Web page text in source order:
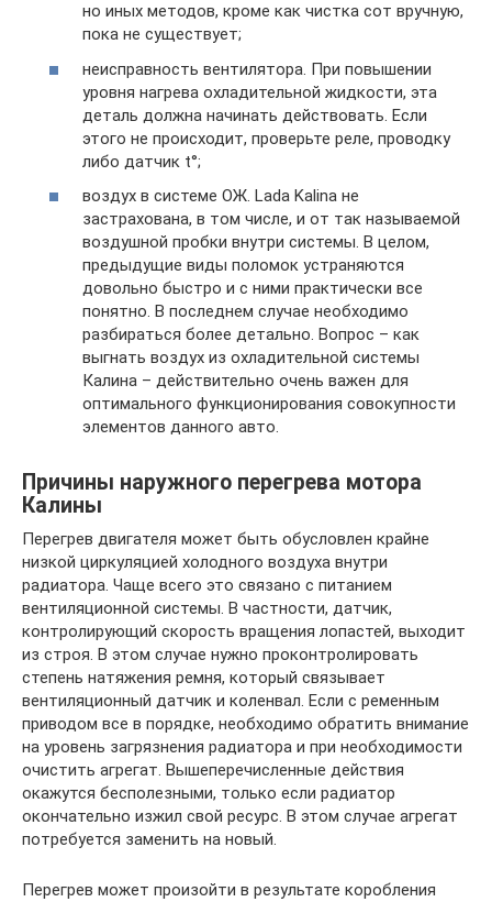
но иных методов, кроме как чистка сот вручную,
пока не существует;
неисправность вентилятора. При повышении
уровня нагрева охладительной жидкости, эта
деталь должна начинать действовать. Если
этого не происходит, проверьте реле, проводку
либо датчик t°;
воздух в системе ОЖ. Lada Kalina не
застрахована, в том числе, и от так называемой
воздушной пробки внутри системы. В целом,
предыдущие виды поломок устраняются
довольно быстро и с ними практически все
понятно. В последнем случае необходимо
разбираться более детально. Вопрос – как
выгнать воздух из охладительной системы
Калина – действительно очень важен для
оптимального функционирования совокупности
элементов данного авто.
Причины наружного перегрева мотора
Калины
Перегрев двигателя может быть обусловлен крайне
низкой циркуляцией холодного воздуха внутри
радиатора. Чаще всего это связано с питанием
вентиляционной системы. В частности, датчик,
контролирующий скорость вращения лопастей, выходит
из строя. В этом случае нужно проконтролировать
степень натяжения ремня, который связывает
вентиляционный датчик и коленвал. Если с ременным
приводом все в порядке, необходимо обратить внимание
на уровень загрязнения радиатора и при необходимости
очистить агрегат. Вышеперечисленные действия
окажутся бесполезными, только если радиатор
окончательно изжил свой ресурс. В этом случае агрегат
потребуется заменить на новый.
Перегрев может произойти в результате коробления